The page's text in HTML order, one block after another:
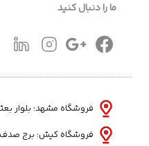
ما را دنبال کنید
فروشگاه مشهد: بلوار بعثت -
فروشگاه کیش: برج صدف